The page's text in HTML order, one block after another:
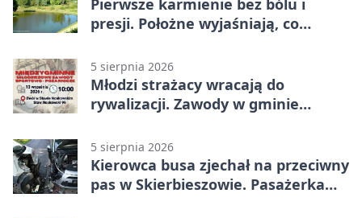
presji. Położne wyjaśniają, co
5 sierpnia 2026
Młodzi strażacy wracają do
rywalizacji. Zawody w gminie
5 sierpnia 2026
Kierowca busa zjechał na przeciwny
pas w Skierbieszowie. Pasażerka